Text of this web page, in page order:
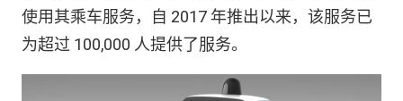
使用其乘车服务，自 2017 年推出以来，该服务已
为超过 100,000 人提供了服务。